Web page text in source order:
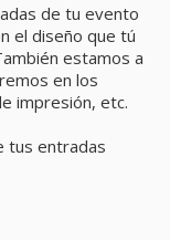
de tu evento
el diseño que tú
estamos a
en los
impresión, etc.
tus entradas